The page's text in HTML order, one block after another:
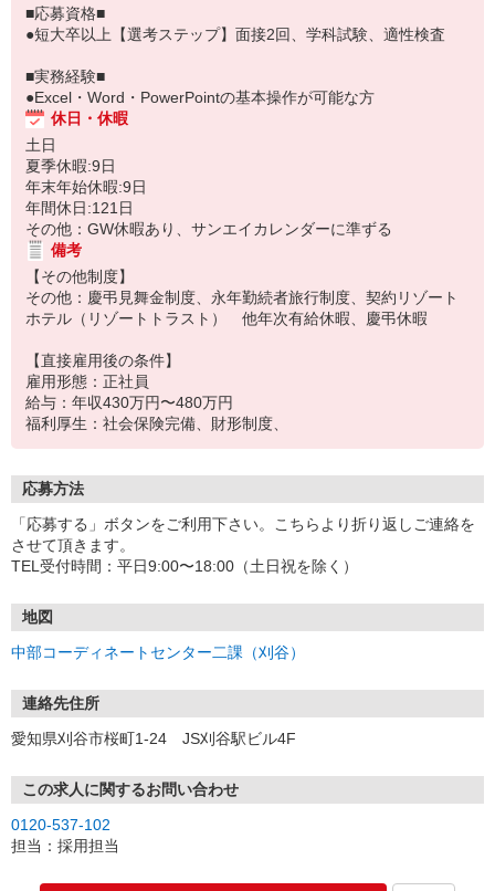
■応募資格■
●短大卒以上【選考ステップ】面接2回、学科試験、適性検査
■実務経験■
●Excel・Word・PowerPointの基本操作が可能な方
休日・休暇
土日
夏季休暇:9日
年末年始休暇:9日
年間休日:121日
その他：GW休暇あり、サンエイカレンダーに準ずる
備考
【その他制度】
その他：慶弔見舞金制度、永年勤続者旅行制度、契約リゾート
ホテル（リゾートトラスト） 他年次有給休暇、慶弔休暇
【直接雇用後の条件】
雇用形態：正社員
給与：年収430万円〜480万円
福利厚生：社会保険完備、財形制度、
応募方法
「応募する」ボタンをご利用下さい。こちらより折り返しご連絡を
させて頂きます。
TEL受付時間：平日9:00〜18:00（土日祝を除く）
地図
中部コーディネートセンター二課（刈谷）
連絡先住所
愛知県刈谷市桜町1-24 JS刈谷駅ビル4F
この求人に関するお問い合わせ
0120-537-102
担当：採用担当